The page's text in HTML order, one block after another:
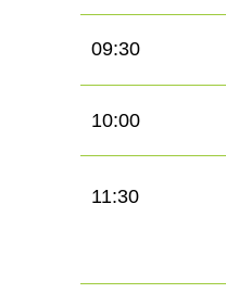
11:30
10:00
09:30